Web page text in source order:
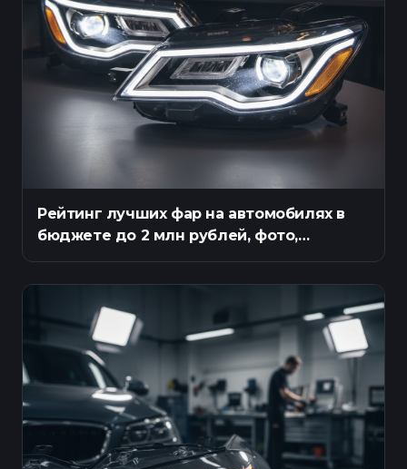
Рейтинг лучших фар на автомобилях в
бюджете до 2 млн рублей, фото,
описание